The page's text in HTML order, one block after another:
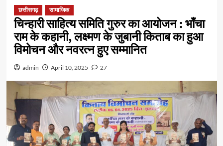
छत्तीसगढ़ सामाजिक
चिन्हारी साहित्य समिति गुरुर का आयोजन : भाँचा
राम के कहानी, लक्ष्मण के जुबानी किताब का हुआ
विमोचन और नवरत्न हुए सम्मानित
admin April 10, 2025 27